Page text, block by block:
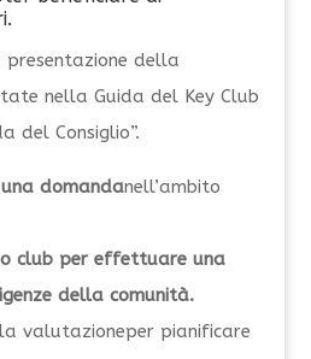
della
nella Guida del Key Club
del Consiglio”.
domandanell’ambito
club per effettuare una
della comunità.
valutazioneper pianificare